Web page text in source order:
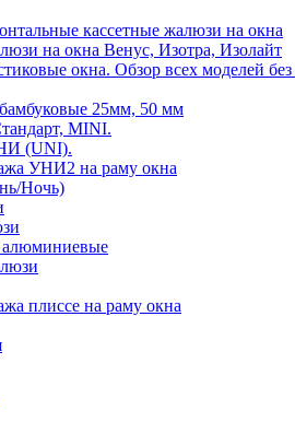
кассетные жалюзи на окна
на окна Венус, Изотра, Изолайт
окна. Обзор всех моделей без
25мм, 50 мм
MINI.
(UNI).
УНИ2 на раму окна
Ночь)
алюминиевые
плиссе на раму окна